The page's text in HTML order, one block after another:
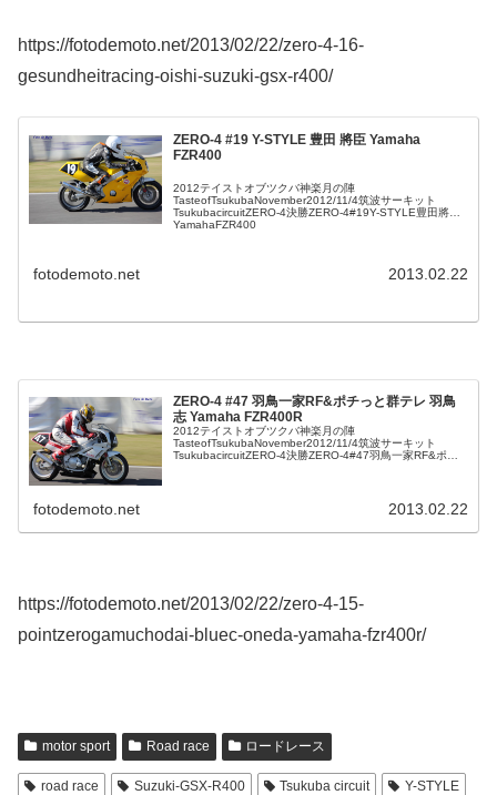
https://fotodemoto.net/2013/02/22/zero-4-16-
gesundheitracing-oishi-suzuki-gsx-r400/
ZERO-4 #19 Y-STYLE 豊田 將臣 Yamaha
FZR400
2012テイストオブツクバ神楽月の陣
TasteofTsukubaNovember2012/11/4筑波サーキット
TsukubacircuitZERO-4決勝ZERO-4#19Y-STYLE豊田將臣
YamahaFZR400
fotodemoto.net 2013.02.22
ZERO-4 #47 羽鳥一家RF&ポチっと群テレ 羽鳥
志 Yamaha FZR400R
2012テイストオブツクバ神楽月の陣
TasteofTsukubaNovember2012/11/4筑波サーキット
TsukubacircuitZERO-4決勝ZERO-4#47羽鳥一家RF&ポチ
fotodemoto.net 2013.02.22
https://fotodemoto.net/2013/02/22/zero-4-15-
pointzerogamuchodai-bluec-oneda-yamaha-fzr400r/
motor sport Road race ロードレース
road race Suzuki-GSX-R400 Tsukuba circuit
Y-STYLE